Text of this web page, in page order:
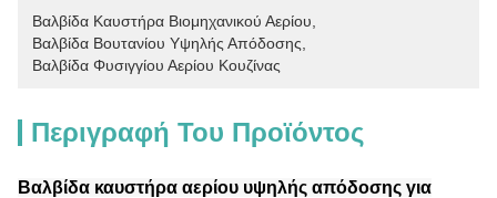
Βαλβίδα Καυστήρα Βιομηχανικού Αερίου
Βαλβίδα Βουτανίου Υψηλής Απόδοσης
Βαλβίδα Φυσιγγίου Αερίου Κουζίνας
Περιγραφή Του Προϊόντος
Βαλβίδα καυστήρα αερίου υψηλής απόδοσης για